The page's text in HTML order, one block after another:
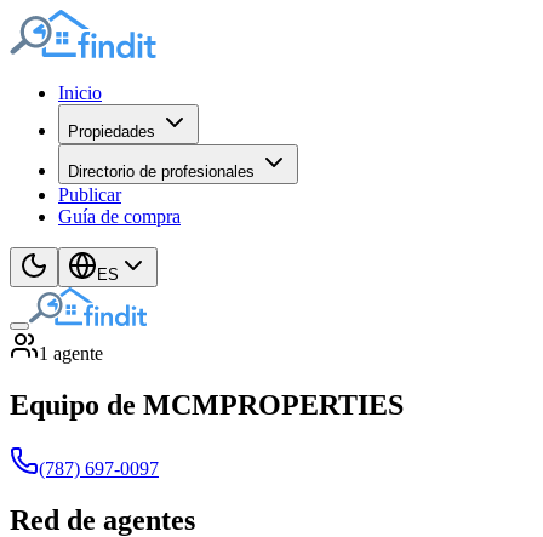
Inicio
Propiedades
Directorio de profesionales
Publicar
Guía de compra
ES
1 agente
Equipo de MCMPROPERTIES
(787) 697-0097
Red de agentes